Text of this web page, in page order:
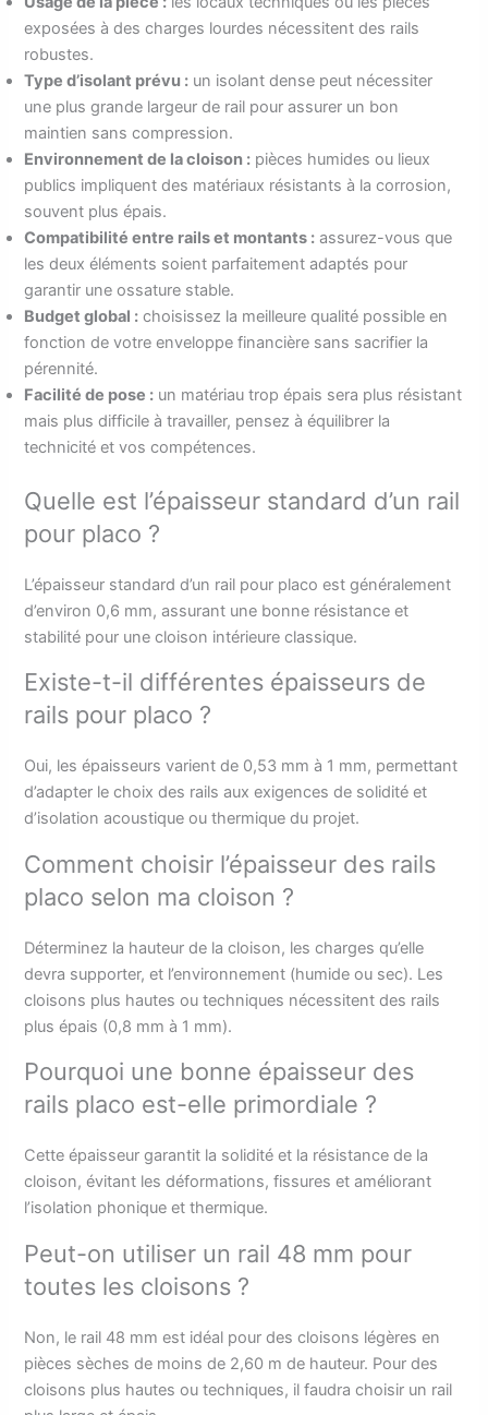
exposées à des charges lourdes nécessitent des rails
robustes.
Type d’isolant prévu : un isolant dense peut nécessiter
une plus grande largeur de rail pour assurer un bon
maintien sans compression.
Environnement de la cloison : pièces humides ou lieux
publics impliquent des matériaux résistants à la corrosion,
souvent plus épais.
Compatibilité entre rails et montants : assurez-vous que
les deux éléments soient parfaitement adaptés pour
garantir une ossature stable.
Budget global : choisissez la meilleure qualité possible en
fonction de votre enveloppe financière sans sacrifier la
pérennité.
Facilité de pose : un matériau trop épais sera plus résistant
mais plus difficile à travailler, pensez à équilibrer la
technicité et vos compétences.
Quelle est l’épaisseur standard d’un rail
pour placo ?
L’épaisseur standard d’un rail pour placo est généralement
d’environ 0,6 mm, assurant une bonne résistance et
stabilité pour une cloison intérieure classique.
Existe-t-il différentes épaisseurs de
rails pour placo ?
Oui, les épaisseurs varient de 0,53 mm à 1 mm, permettant
d’adapter le choix des rails aux exigences de solidité et
d’isolation acoustique ou thermique du projet.
Comment choisir l’épaisseur des rails
placo selon ma cloison ?
Déterminez la hauteur de la cloison, les charges qu’elle
devra supporter, et l’environnement (humide ou sec). Les
cloisons plus hautes ou techniques nécessitent des rails
plus épais (0,8 mm à 1 mm).
Pourquoi une bonne épaisseur des
rails placo est-elle primordiale ?
Cette épaisseur garantit la solidité et la résistance de la
cloison, évitant les déformations, fissures et améliorant
l’isolation phonique et thermique.
Peut-on utiliser un rail 48 mm pour
toutes les cloisons ?
Non, le rail 48 mm est idéal pour des cloisons légères en
pièces sèches de moins de 2,60 m de hauteur. Pour des
cloisons plus hautes ou techniques, il faudra choisir un rail